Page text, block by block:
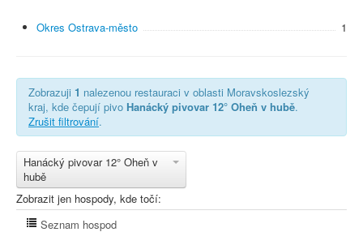
Okres Ostrava-město 1
Zobrazuji 1 nalezenou restauraci v oblasti Moravskoslezský
kraj, kde čepují pivo Hanácký pivovar 12° Oheň v hubě.
Zrušit filtrování.
Hanácký pivovar 12° Oheň v
hubě
Zobrazit jen hospody, kde točí:
Seznam hospod